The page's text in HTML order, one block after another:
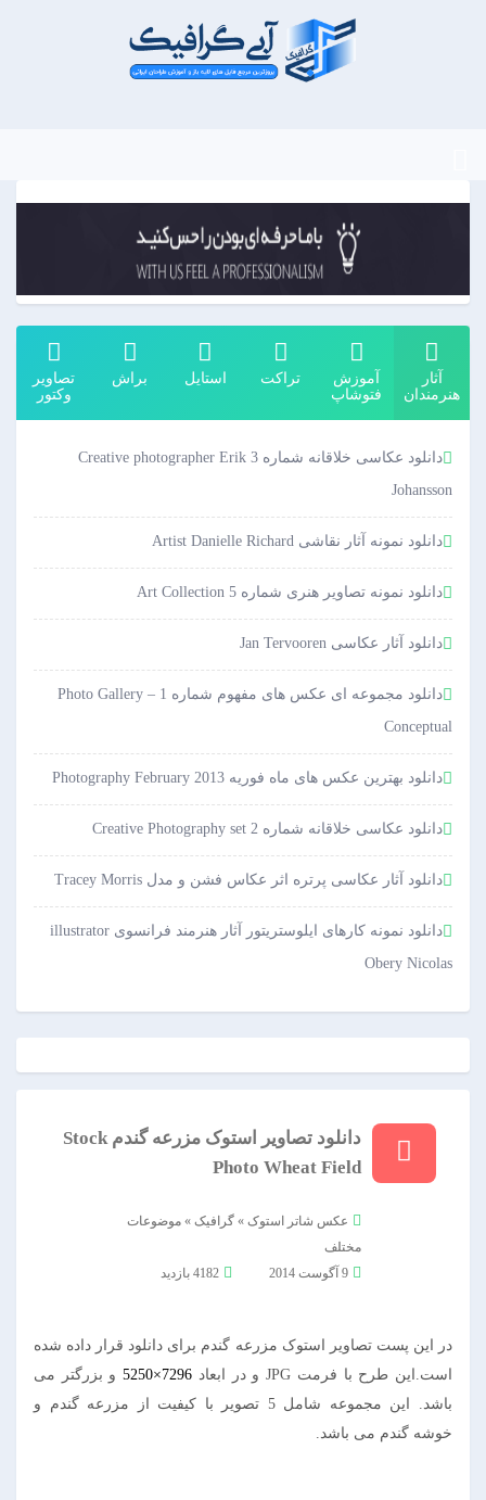
آثار
هنرمندان
آموزش
فتوشاپ
تراکت استایل براش
تصاویر
وکتور
دانلود عکاسی خلاقانه شماره 3 Creative photographer Erik
Johansson
دانلود نمونه آثار نقاشی Artist Danielle Richard
دانلود نمونه تصاویر هنری شماره 5 Art Collection
دانلود آثار عکاسی Jan Tervooren
دانلود مجموعه ای عکس های مفهوم شماره 1 Photo Gallery –
Conceptual
دانلود بهترین عکس های ماه فوریه Photography February 2013
دانلود عکاسی خلاقانه شماره 2 Creative Photography set
دانلود آثار عکاسی پرتره اثر عکاس فشن و مدل Tracey Morris
دانلود نمونه کارهای ایلوستریتور آثار هنرمند فرانسوی illustrator
Obery Nicolas
دانلود تصاویر استوک مزرعه گندم Stock
Photo Wheat Field
عکس شاتر استوک »گرافیک »موضوعات
مختلف
9 آگوست 2014
4182 بازدید
در این پست تصاویر استوک مزرعه گندم برای دانلود قرار داده شده
است.این طرح با فرمت JPG و در ابعاد
7296×5250
و بزرگتر می
باشد. این مجموعه شامل 5 تصویر با کیفیت از مزرعه گندم و
خوشه گندم می باشد.